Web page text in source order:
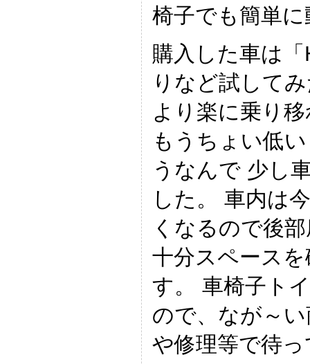
椅子でも簡単
購入した車は
りなど試して
より楽に乗り
もうちょい低
うなんで 少し
した。 車内は
くなるので後
十分スペース
す。 車椅子ト
ので、なが～
や修理等で待